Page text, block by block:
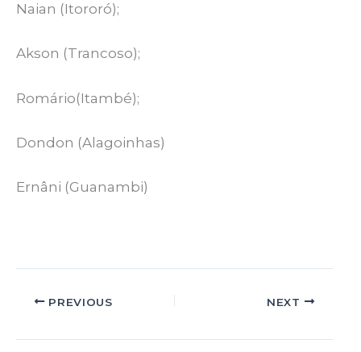
Naian (Itororó);
Akson (Trancoso);
Romário(Itambé);
Dondon (Alagoinhas)
Ernâni (Guanambi)
PREVIOUS NEXT